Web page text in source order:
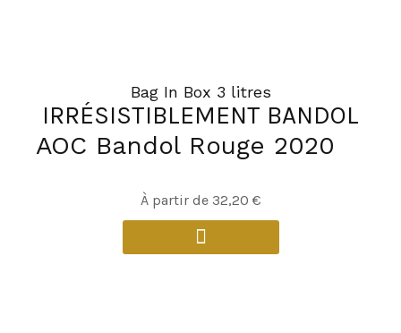
Bag In Box 3 litres
IRRÉSISTIBLEMENT BANDOL
AOC Bandol Rouge 2020
À partir de 32,20 €
Ce
produit
a